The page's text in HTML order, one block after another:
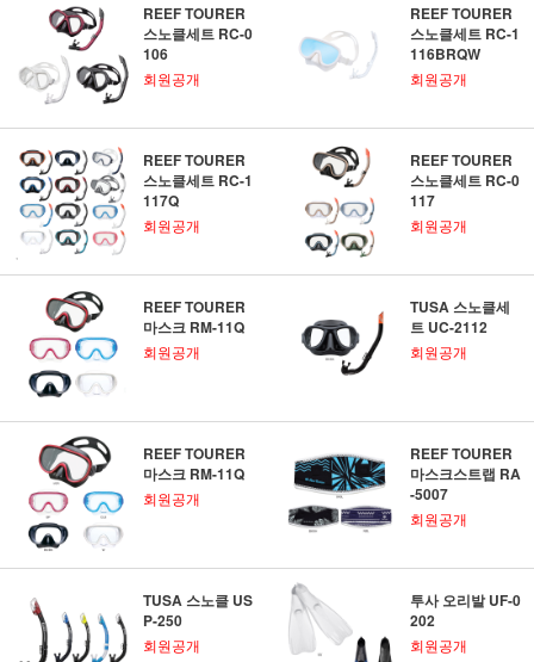
REEF TOURER
스노클세트 RC-0
106
회원공개
REEF TOURER
스노클세트 RC-1
116BRQW
회원공개
REEF TOURER
스노클세트 RC-1
117Q
회원공개
REEF TOURER
스노클세트 RC-0
117
회원공개
REEF TOURER
마스크 RM-11Q
회원공개
TUSA 스노클세
트 UC-2112
회원공개
REEF TOURER
마스크 RM-11Q
회원공개
REEF TOURER
마스크스트랩 RA
-5007
회원공개
TUSA 스노클 US
P-250
회원공개
투사 오리발 UF-0
202
회원공개